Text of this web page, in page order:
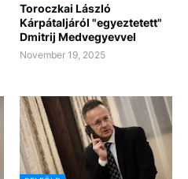
Toroczkai László
Kárpátaljáról "egyeztetett"
Dmitrij Medvegyevvel
November 19, 2025